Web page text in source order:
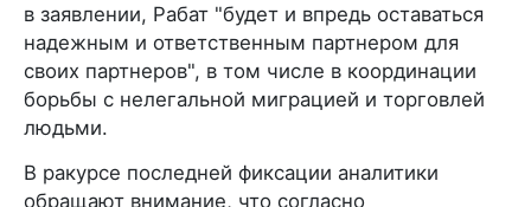
в заявлении, Рабат "будет и впредь оставаться
надежным и ответственным партнером для
своих партнеров", в том числе в координации
борьбы с нелегальной миграцией и торговлей
людьми.
В ракурсе последней фиксации аналитики
обращают внимание, что согласно